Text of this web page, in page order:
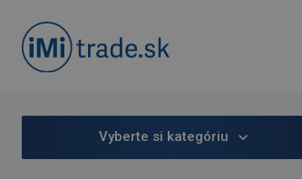
Vyberte si kategóriu